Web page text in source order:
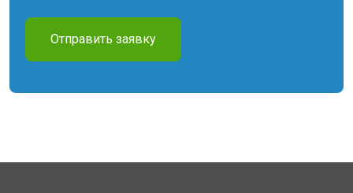
Отправить заявку